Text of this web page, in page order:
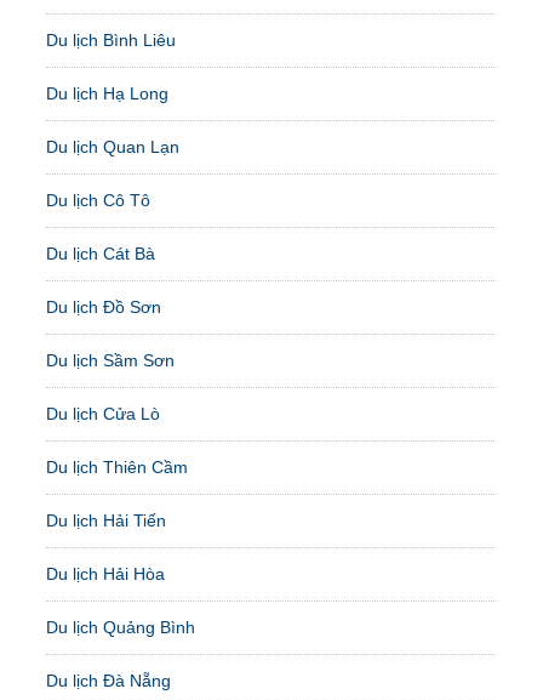
Du lịch Bình Liêu
Du lịch Hạ Long
Du lịch Quan Lạn
Du lịch Cô Tô
Du lịch Cát Bà
Du lịch Đồ Sơn
Du lịch Sầm Sơn
Du lịch Cửa Lò
Du lịch Thiên Cầm
Du lịch Hải Tiến
Du lịch Hải Hòa
Du lịch Quảng Bình
Du lịch Đà Nẵng